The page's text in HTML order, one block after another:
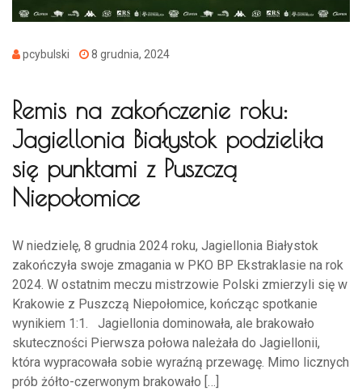
pcybulski 8 grudnia, 2024
Remis na zakończenie roku:
Jagiellonia Białystok podzieliła
się punktami z Puszczą
Niepołomice
W niedzielę, 8 grudnia 2024 roku, Jagiellonia Białystok
zakończyła swoje zmagania w PKO BP Ekstraklasie na rok
2024. W ostatnim meczu mistrzowie Polski zmierzyli się w
Krakowie z Puszczą Niepołomice, kończąc spotkanie
wynikiem 1:1. Jagiellonia dominowała, ale brakowało
skuteczności Pierwsza połowa należała do Jagiellonii,
która wypracowała sobie wyraźną przewagę. Mimo licznych
prób żółto-czerwonym brakowało […]